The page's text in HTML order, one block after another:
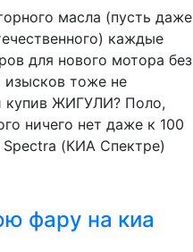
масла (пусть даже
каждые
для нового мотора без
изысков тоже не
купив ЖИГУЛИ? Поло,
ничего нет даже к 100
(КИА Спектре)
фару на киа